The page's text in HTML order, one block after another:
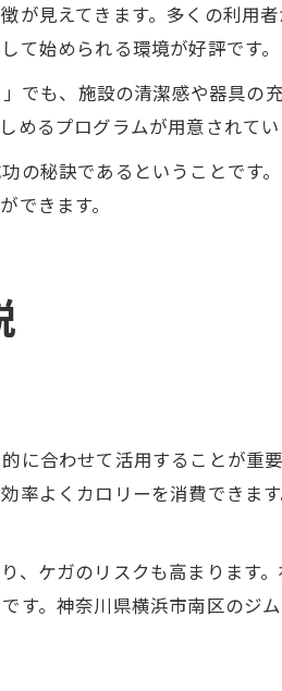
が見えてきます。多くの利用
始められる環境が好評です。
でも、施設の清潔感や器具の
るプログラムが用意されてい
の秘訣であるということです
できます。
に合わせて活用することが重
率よくカロリーを消費できま
、ケガのリスクも高まります
す。神奈川県横浜市南区のジ